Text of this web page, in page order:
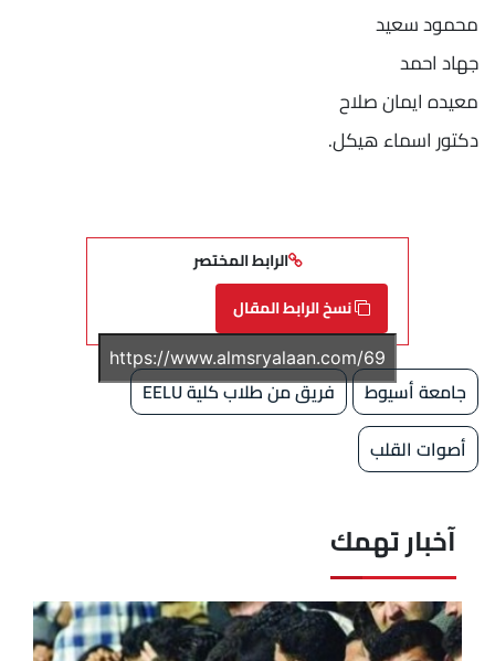
محمود سعيد
جهاد احمد
معيده ايمان صلاح
دكتور اسماء هيكل.
الرابط المختصر
نسخ الرابط المقال
جامعة أسيوط
فريق من طلاب كلية EELU
أصوات القلب
آخبار تهمك